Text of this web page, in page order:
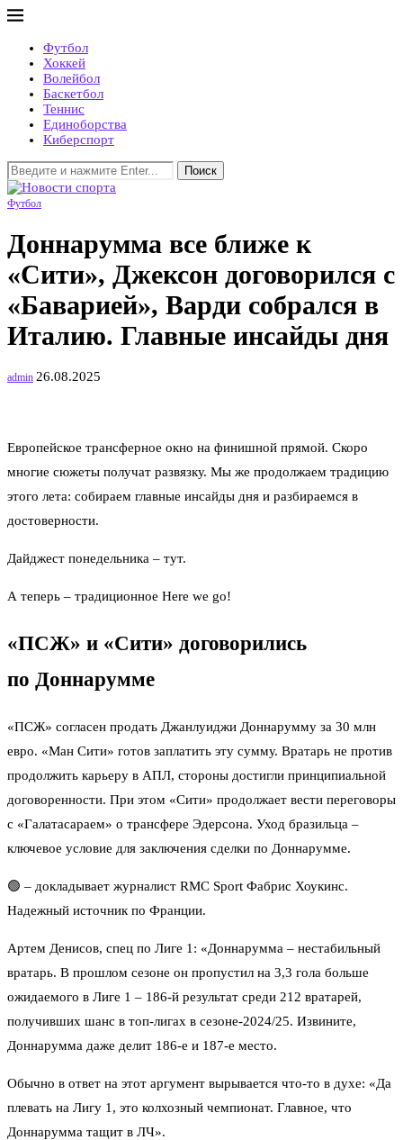
Футбол
Хоккей
Волейбол
Баскетбол
Теннис
Единоборства
Киберспорт
Поиск
Футбол
Доннарумма все ближе к
«Сити», Джексон договорился с
«Баварией», Варди собрался в
Италию. Главные инсайды дня
admin 26.08.2025
Европейское трансферное окно на финишной прямой. Скоро
многие сюжеты получат развязку. Мы же продолжаем традицию
этого лета: собираем главные инсайды дня и разбираемся в
достоверности.
Дайджест понедельника – тут.
А теперь – традиционное Here we go!
«ПСЖ» и «Сити» договорились
по Доннарумме
«ПСЖ» согласен продать Джанлуиджи Доннарумму за 30 млн
евро. «Ман Сити» готов заплатить эту сумму. Вратарь не против
продолжить карьеру в АПЛ, стороны достигли принципиальной
договоренности. При этом «Сити» продолжает вести переговоры
с «Галатасараем» о трансфере Эдерсона. Уход бразильца –
ключевое условие для заключения сделки по Доннарумме.
🟢 – докладывает журналист RMC Sport Фабрис Хоукинс.
Надежный источник по Франции.
Артем Денисов, спец по Лиге 1: «Доннарумма – нестабильный
вратарь. В прошлом сезоне он пропустил на 3,3 гола больше
ожидаемого в Лиге 1 – 186-й результат среди 212 вратарей,
получивших шанс в топ-лигах в сезоне-2024/25. Извините,
Доннарумма даже делит 186-е и 187-е место.
Обычно в ответ на этот аргумент вырывается что-то в духе: «Да
плевать на Лигу 1, это колхозный чемпионат. Главное, что
Доннарумма тащит в ЛЧ».